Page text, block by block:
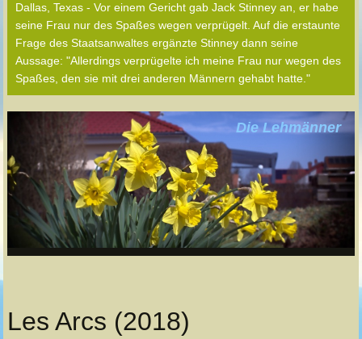
Dallas, Texas - Vor einem Gericht gab Jack Stinney an, er habe
seine Frau nur des Spaßes wegen verprügelt. Auf die erstaunte
Frage des Staatsanwaltes ergänzte Stinney dann seine
Aussage: "Allerdings verprügelte ich meine Frau nur wegen des
Spaßes, den sie mit drei anderen Männern gehabt hatte."
Die Lehmänner
Les Arcs (2018)